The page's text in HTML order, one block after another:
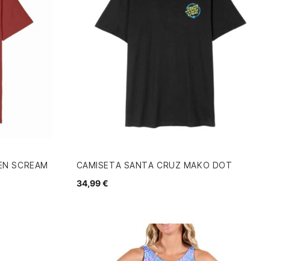
SCREAM
CAMISETA SANTA CRUZ MAKO DOT
34,99 €